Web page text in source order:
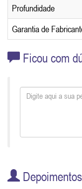
Profundidade
Garantia de
Ficou com
Depoimentos